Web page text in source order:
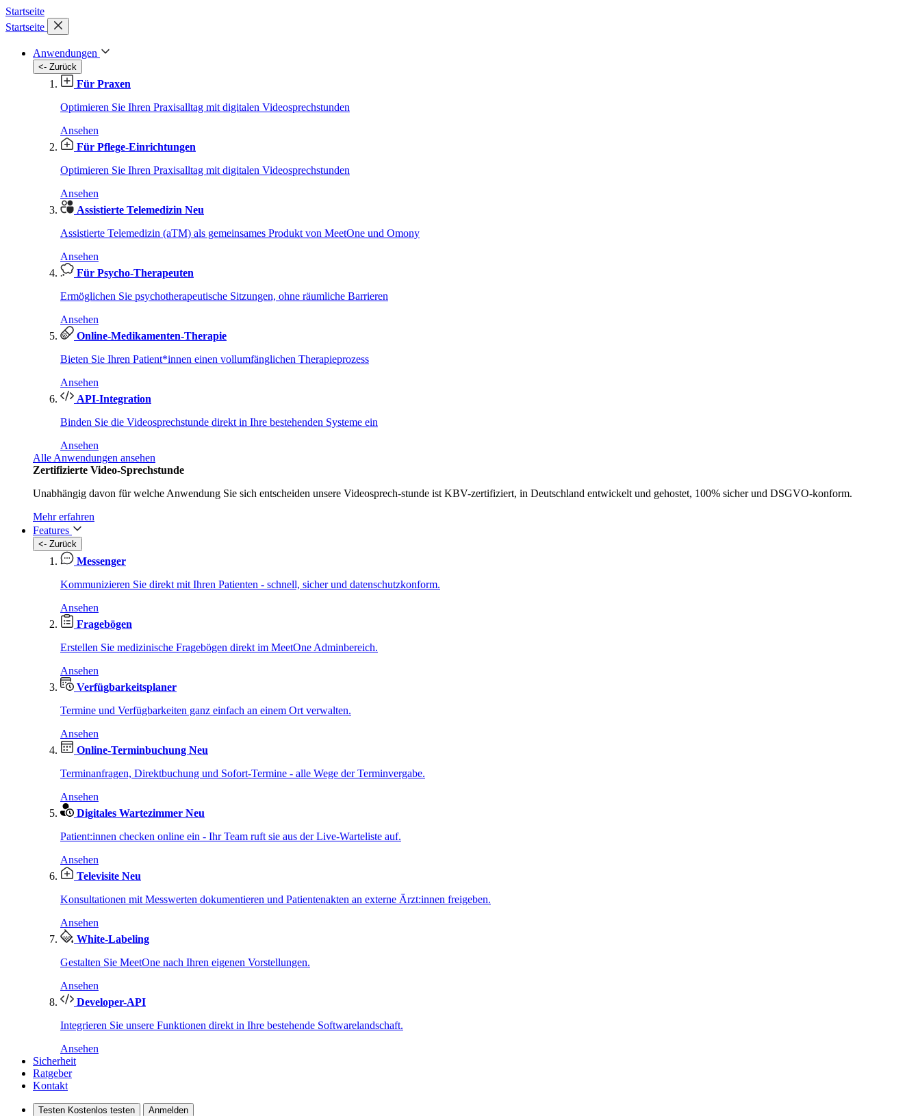
Startseite
Startseite
Anwendungen
<- Zurück
Für Praxen
Optimieren Sie Ihren Praxisalltag mit digitalen Videosprechstunden
Ansehen
Für Pflege-Einrichtungen
Optimieren Sie Ihren Praxisalltag mit digitalen Videosprechstunden
Ansehen
Assistierte Telemedizin Neu
Assistierte Telemedizin (aTM) als gemeinsames Produkt von MeetOne und Omony
Ansehen
Für Psycho-Therapeuten
Ermöglichen Sie psychotherapeutische Sitzungen, ohne räumliche Barrieren
Ansehen
Online-Medikamenten-Therapie
Bieten Sie Ihren Patient*innen einen vollumfänglichen Therapieprozess
Ansehen
API-Integration
Binden Sie die Videosprechstunde direkt in Ihre bestehenden Systeme ein
Ansehen
Alle Anwendungen ansehen
Zertifizierte Video-Sprechstunde
Unabhängig davon für welche Anwendung Sie sich entscheiden unsere Videosprech-stunde ist KBV-zertifiziert, in Deutschland entwickelt und gehostet, 100% sicher und DSGVO-konform.
Mehr erfahren
Features
<- Zurück
Messenger
Kommunizieren Sie direkt mit Ihren Patienten - schnell, sicher und datenschutzkonform.
Ansehen
Fragebögen
Erstellen Sie medizinische Fragebögen direkt im MeetOne Adminbereich.
Ansehen
Verfügbarkeitsplaner
Termine und Verfügbarkeiten ganz einfach an einem Ort verwalten.
Ansehen
Online-Terminbuchung Neu
Terminanfragen, Direktbuchung und Sofort-Termine - alle Wege der Terminvergabe.
Ansehen
Digitales Wartezimmer Neu
Patient:innen checken online ein - Ihr Team ruft sie aus der Live-Warteliste auf.
Ansehen
Televisite Neu
Konsultationen mit Messwerten dokumentieren und Patientenakten an externe Ärzt:innen freigeben.
Ansehen
White-Labeling
Gestalten Sie MeetOne nach Ihren eigenen Vorstellungen.
Ansehen
Developer-API
Integrieren Sie unsere Funktionen direkt in Ihre bestehende Softwarelandschaft.
Ansehen
Sicherheit
Ratgeber
Kontakt
Testen Kostenlos testen Anmelden